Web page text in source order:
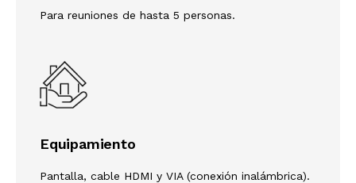
Para reuniones de hasta 5 personas.
Equipamiento
Pantalla, cable HDMI y VIA (conexión inalámbrica).